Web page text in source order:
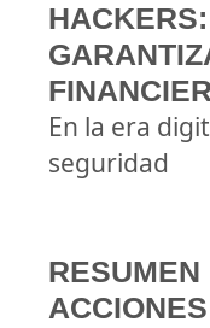
En la era
seguridad